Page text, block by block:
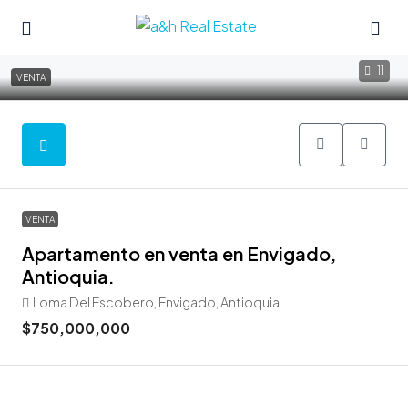
11
VENTA
VENTA
Apartamento en venta en Envigado,
Antioquia.
Loma Del Escobero, Envigado, Antioquia
$750,000,000